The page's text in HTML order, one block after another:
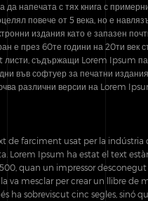
да напечата с тях книга с
повече от 5 века, но е
издания като е запазен
е през 60те години на 20ти век
листи, съдържащи Lorem Ipsum
във софтуер за печатни
различни версии на Lorem
de farciment usat per la indústria
Lorem Ipsum ha estat el text
quan un impressor desconegut
va mesclar per crear un llibre de
ha sobreviscut cinc segles, sinó